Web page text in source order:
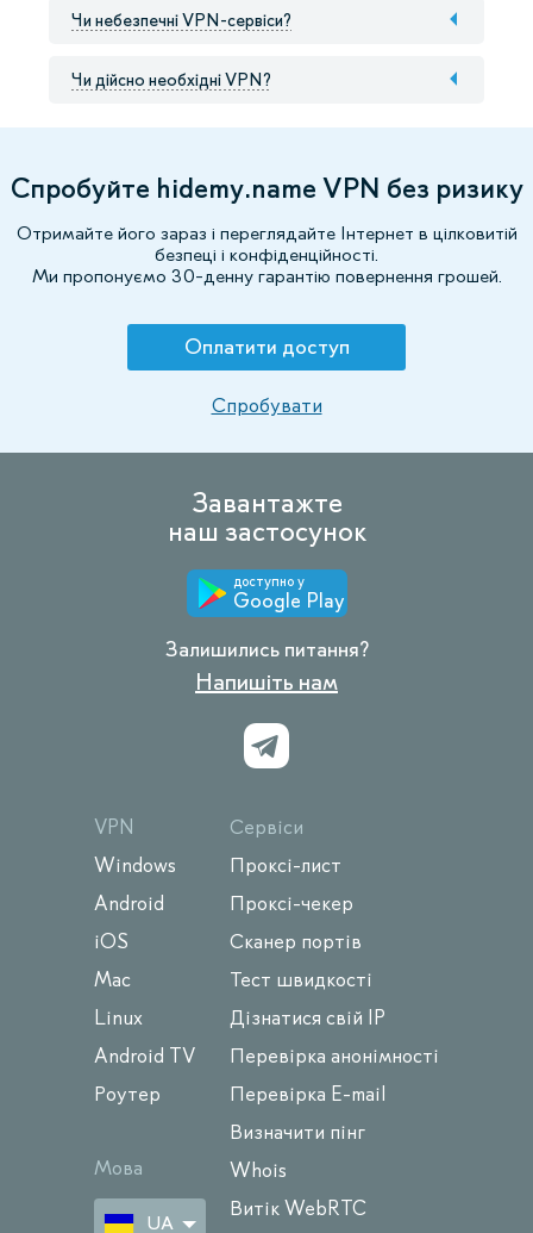
Чи небезпечні VPN-сервіси?
Чи дійсно необхідні VPN?
Спробуйте hidemy.name VPN без ризику
Отримайте його зараз і переглядайте Інтернет в цілковитій
безпеці і конфіденційності.
Ми пропонуємо 30-денну гарантію повернення грошей.
Оплатити доступ
Спробувати
Завантажте
наш застосунок
доступно у
Google Play
Залишились питання?
Напишіть нам
VPN
Windows
Android
iOS
Mac
Linux
Android TV
Роутер
Мова
UA
Сервіси
Проксі-лист
Проксі-чекер
Сканер портів
Тест швидкості
Дізнатися свій IP
Перевірка анонімності
Перевірка E-mail
Визначити пінг
Whois
Витік WebRTC